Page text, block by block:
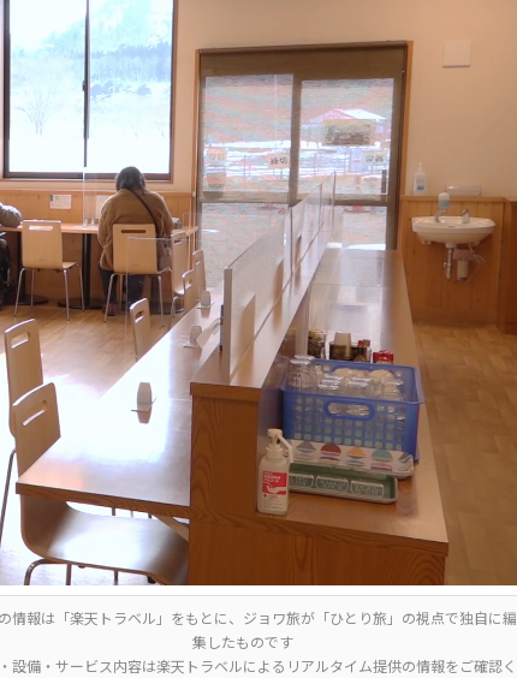
情報は「楽天トラベル」をもとに、ジョワ旅が「ひとり旅」の視点で独自に編
集したものです
設備・サービス内容は楽天トラベルによるリアルタイム提供の情報をご確認く